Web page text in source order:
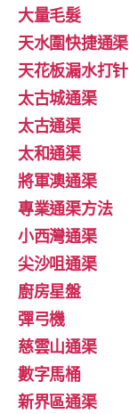
大量毛髮
天水圍快捷通渠
天花板漏水打针
太古城通渠
太古通渠
太和通渠
將軍澳通渠
專業通渠方法
小西灣通渠
尖沙咀通渠
廚房星盤
彈弓機
慈雲山通渠
數字馬桶
新界區通渠